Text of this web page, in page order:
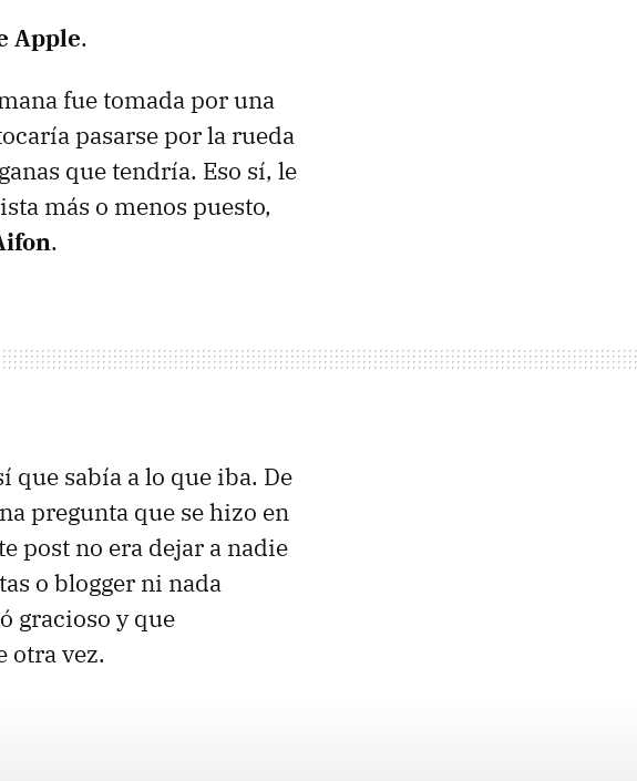
Apple.
fue tomada por una
pasarse por la rueda
que tendría. Eso sí, le
más o menos puesto,
.
sabía a lo que iba. De
pregunta que se hizo en
post no era dejar a nadie
o blogger ni nada
gracioso y que
otra vez.